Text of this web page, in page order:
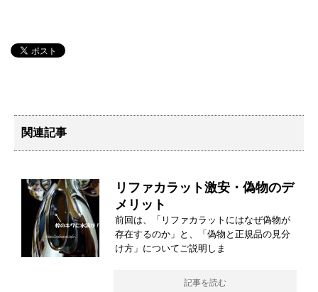
関連記事
リファカラット激安・偽物のデ
メリット
前回は、「リファカラットにはなぜ偽物が
存在するのか」と、「偽物と正規品の見分
け方」についてご説明しま
記事を読む